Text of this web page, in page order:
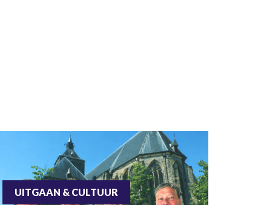
UITGAAN & CULTUUR